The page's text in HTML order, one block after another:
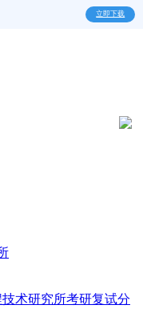
立即下载
术研究所考研复试分